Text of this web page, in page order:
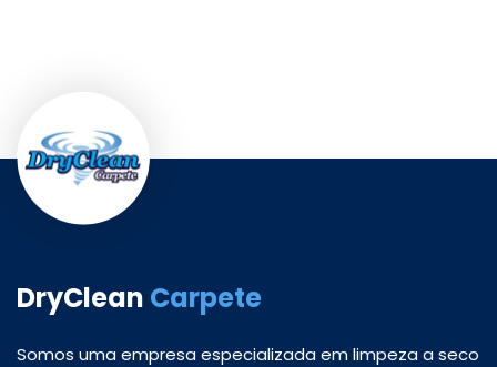
DryClean Carpete
Somos uma empresa especializada em limpeza a seco